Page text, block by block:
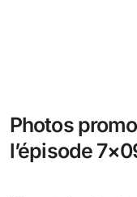
Photos
l’épisode